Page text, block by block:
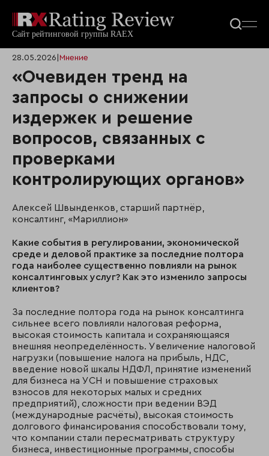
28.05.2026 Мнение
«Очевиден тренд на
запросы о снижении
издержек и решение
вопросов, связанных с
проверками
контролирующих органов»
Алексей Швынденков, старший партнёр,
консалтинг, «Мариллион»
Какие события в регулировании, экономической
среде и деловой практике за последние полтора
года наиболее существенно повлияли на рынок
консалтинговых услуг? Как это изменило запросы
клиентов?
За последние полтора года на рынок консалтинга
сильнее всего повлияли налоговая реформа,
высокая стоимость капитала и сохраняющаяся
внешняя неопределённость. Увеличение налоговой
нагрузки (повышение налога на прибыль, НДС,
введение новой шкалы НДФЛ, принятие изменений
для бизнеса на УСН и повышение страховых
взносов для некоторых малых и средних
предприятий), сложности при ведении ВЭД
(международные расчёты), высокая стоимость
долгового финансирования способствовали тому,
что компании стали пересматривать структуру
бизнеса, инвестиционные программы, способы